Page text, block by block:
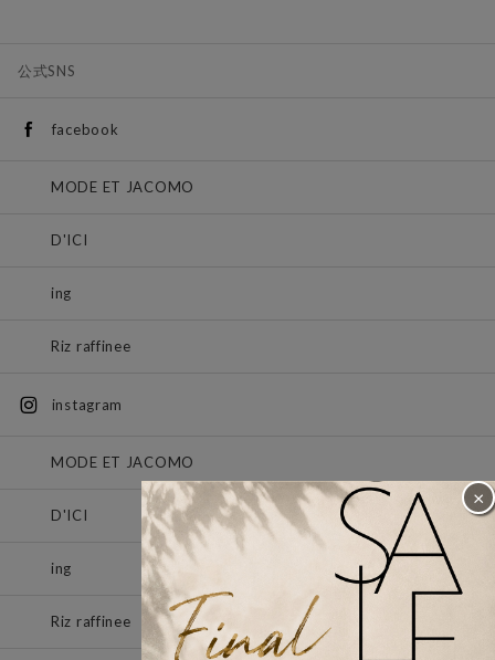
公式SNS
facebook
MODE ET JACOMO
D'ICI
ing
Riz raffinee
instagram
MODE ET JACOMO
D'ICI
ing
Riz raffinee
×